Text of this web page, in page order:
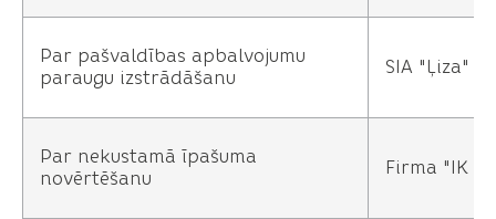
Par pašvaldības apbalvojumu
paraugu izstrādāšanu
SIA "Ļiza"
Par nekustamā īpašuma
novērtēšanu
Firma "IK